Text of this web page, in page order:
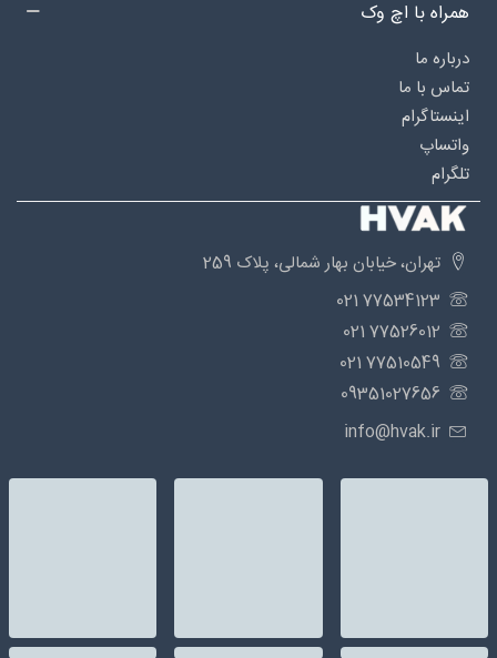
همراه با اچ وک
درباره‌ ما
تماس با ما
اینستاگرام
واتساپ
تلگرام
تهران، خیابان بهار شمالی، پلاک 259
77534123 021
77526012 021
77510549 021
09351027656
info@hvak.ir